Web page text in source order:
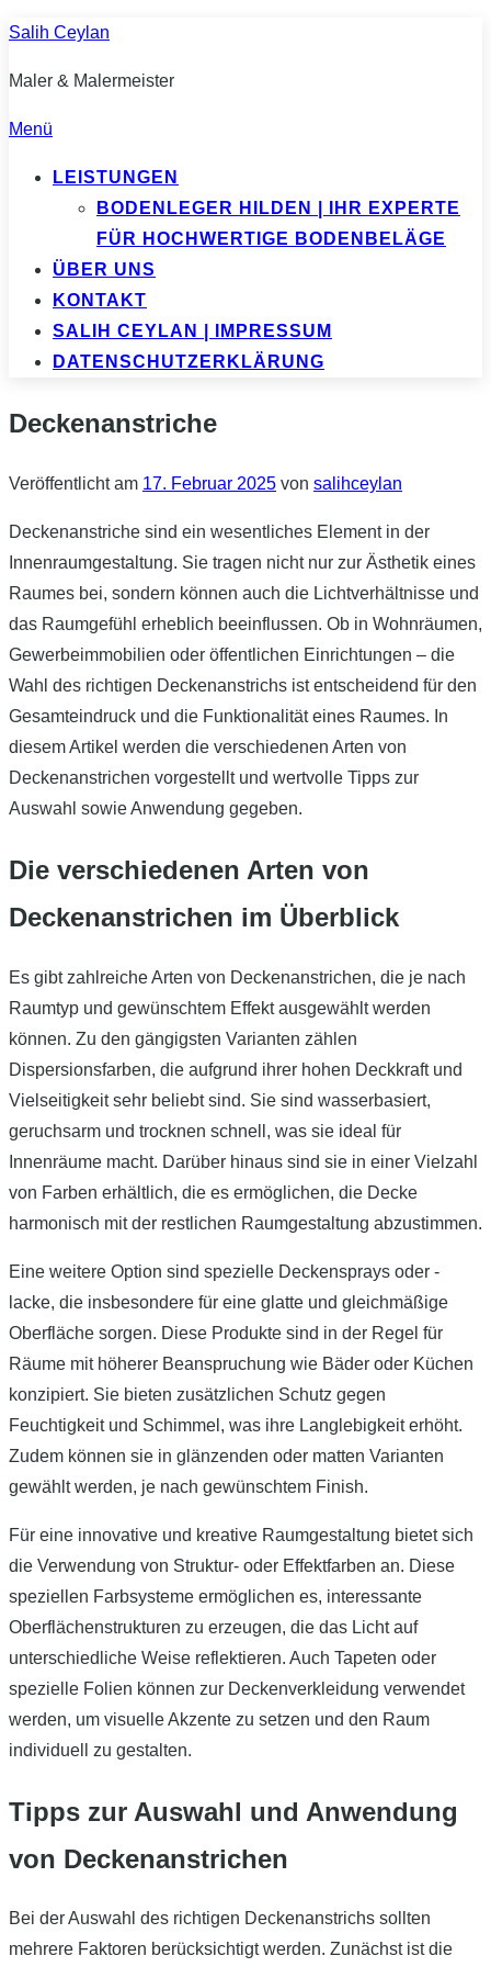
Zum
springen
Salih Ceylan
Maler & Malermeister
Menü
LEISTUNGEN
BODENLEGER HILDEN | IHR EXPERTE
FÜR HOCHWERTIGE BODENBELÄGE
ÜBER UNS
KONTAKT
SALIH CEYLAN | IMPRESSUM
DATENSCHUTZERKLÄRUNG
Deckenanstriche
Veröffentlicht am 17. Februar 2025 von salihceylan
Deckenanstriche sind ein wesentliches Element in der
Innenraumgestaltung. Sie tragen nicht nur zur Ästhetik eines
Raumes bei, sondern können auch die Lichtverhältnisse und
das Raumgefühl erheblich beeinflussen. Ob in Wohnräumen,
Gewerbeimmobilien oder öffentlichen Einrichtungen – die
Wahl des richtigen Deckenanstrichs ist entscheidend für den
Gesamteindruck und die Funktionalität eines Raumes. In
diesem Artikel werden die verschiedenen Arten von
Deckenanstrichen vorgestellt und wertvolle Tipps zur
Auswahl sowie Anwendung gegeben.
Die verschiedenen Arten von
Deckenanstrichen im Überblick
Es gibt zahlreiche Arten von Deckenanstrichen, die je nach
Raumtyp und gewünschtem Effekt ausgewählt werden
können. Zu den gängigsten Varianten zählen
Dispersionsfarben, die aufgrund ihrer hohen Deckkraft und
Vielseitigkeit sehr beliebt sind. Sie sind wasserbasiert,
geruchsarm und trocknen schnell, was sie ideal für
Innenräume macht. Darüber hinaus sind sie in einer Vielzahl
von Farben erhältlich, die es ermöglichen, die Decke
harmonisch mit der restlichen Raumgestaltung abzustimmen.
Eine weitere Option sind spezielle Deckensprays oder -
lacke, die insbesondere für eine glatte und gleichmäßige
Oberfläche sorgen. Diese Produkte sind in der Regel für
Räume mit höherer Beanspruchung wie Bäder oder Küchen
konzipiert. Sie bieten zusätzlichen Schutz gegen
Feuchtigkeit und Schimmel, was ihre Langlebigkeit erhöht.
Zudem können sie in glänzenden oder matten Varianten
gewählt werden, je nach gewünschtem Finish.
Für eine innovative und kreative Raumgestaltung bietet sich
die Verwendung von Struktur- oder Effektfarben an. Diese
speziellen Farbsysteme ermöglichen es, interessante
Oberflächenstrukturen zu erzeugen, die das Licht auf
unterschiedliche Weise reflektieren. Auch Tapeten oder
spezielle Folien können zur Deckenverkleidung verwendet
werden, um visuelle Akzente zu setzen und den Raum
individuell zu gestalten.
Tipps zur Auswahl und Anwendung
von Deckenanstrichen
Bei der Auswahl des richtigen Deckenanstrichs sollten
mehrere Faktoren berücksichtigt werden. Zunächst ist die